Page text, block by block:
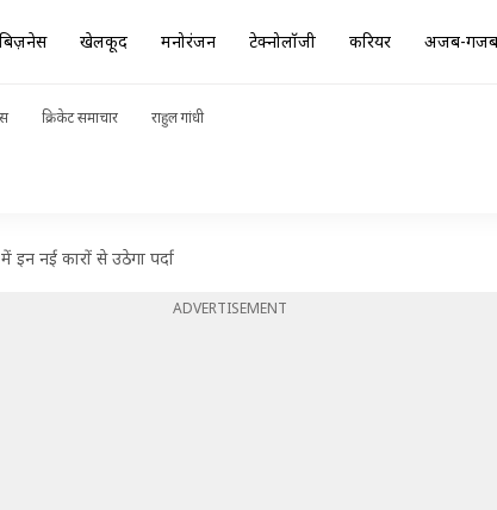
बिज़नेस खेलकूद मनोरंजन टेक्नोलॉजी करियर अजब-गजब
क्रिकेट समाचार राहुल गांधी
नई कारों से उठेगा पर्दा
ADVERTISEMENT